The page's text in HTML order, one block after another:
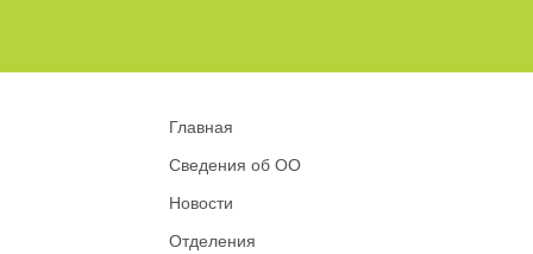
Главная
Сведения об ОО
Новости
Отделения